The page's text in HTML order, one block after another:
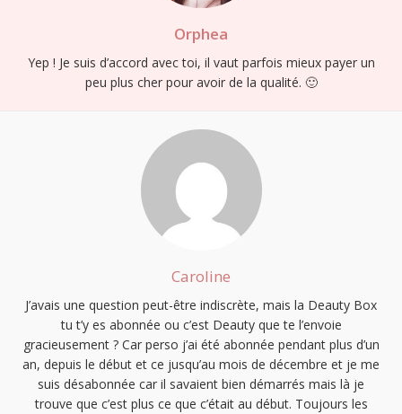
Orphea
Yep ! Je suis d’accord avec toi, il vaut parfois mieux payer un
peu plus cher pour avoir de la qualité. 🙂
Caroline
J’avais une question peut-être indiscrète, mais la Deauty Box
tu t’y es abonnée ou c’est Deauty que te l’envoie
gracieusement ? Car perso j’ai été abonnée pendant plus d’un
an, depuis le début et ce jusqu’au mois de décembre et je me
suis désabonnée car il savaient bien démarrés mais là je
trouve que c’est plus ce que c’était au début. Toujours les